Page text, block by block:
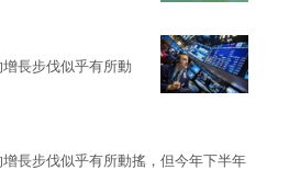
長步伐似乎有所動
長步伐似乎有所動搖，但今年下半年